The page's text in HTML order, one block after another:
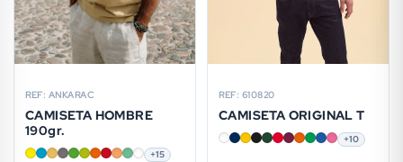
REF: ANKARAC
CAMISETA HOMBRE
190gr.
+15
REF: 610820
CAMISETA ORIGINAL T
+10